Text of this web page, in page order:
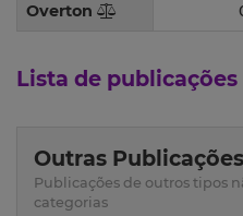
Overton
Lista de publicações
Outras
Publicações de outros tipos
categorias